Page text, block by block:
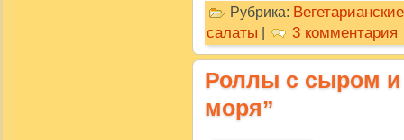
Рубрика:
салаты
3 комментария
Роллы с сыром
моря”